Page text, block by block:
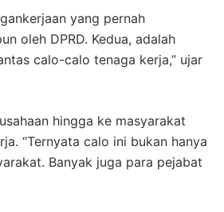
yang pernah
oleh DPRD. Kedua, adalah
calo-calo tenaga kerja,” ujar
hingga ke masyarakat
“Ternyata calo ini bukan hanya
Banyak juga para pejabat